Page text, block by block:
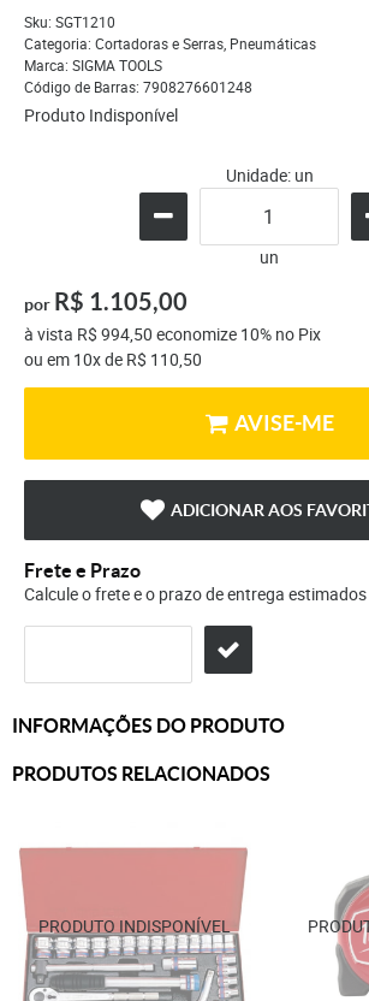
Sku: SGT1210
Categoria: Cortadoras e Serras, Pneumáticas
Marca: SIGMA TOOLS
Código de Barras: 7908276601248
Produto Indisponível
Unidade: un
un
por R$ 1.105,00
à vista R$ 994,50 economize 10% no Pix
ou em 10xde R$ 110,50
AVISE-ME
ADICIONAR AOS
Frete e Prazo
Calcule o frete e o prazo de entrega
INFORMAÇÕES DO PRODUTO
PRODUTOS RELACIONADOS